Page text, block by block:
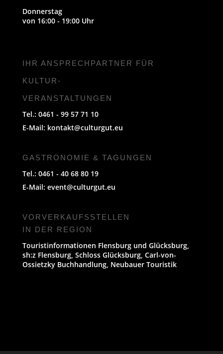
Donnerstag
von 16:00 - 19:00 Uhr
IHR ANSPRECHPARTNER FÜR
KULTUR-
VERANSTALTUNGEN
Tel.: 0461 - 99 57 71 10
E-Mail: kontakt@culturgut.eu
GASTRONOMIE & TAGUNGEN
Tel.: 0461 - 40 68 80 19
E-Mail: event@culturgut.eu
VORVERKAUFS­STELLEN
IN DER REGION
Touristinformationen Flensburg und Glücksburg,
sh:z Flensburg, Schloss Glücksburg, Carl-von-
Ossietzky Buchhandlung, Neubauer Touristik